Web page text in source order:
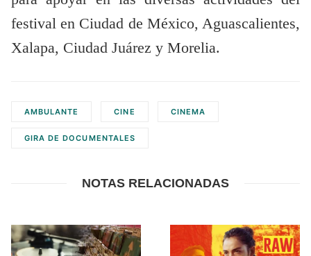
festival en Ciudad de México, Aguascalientes,
Xalapa, Ciudad Juárez y Morelia.
AMBULANTE CINE CINEMA
GIRA DE DOCUMENTALES
NOTAS RELACIONADAS